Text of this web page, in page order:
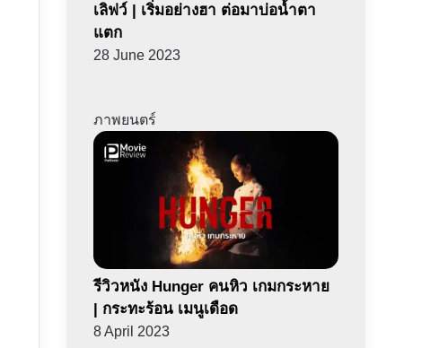
เลิฟว์ | เริ่มอย่างฮา ต่อมาบ่อน้ำตา
แตก
28 June 2023
ภาพยนตร์
รีวิวหนัง Hunger คนหิว เกมกระหาย
| กระทะร้อน เมนูเดือด
8 April 2023